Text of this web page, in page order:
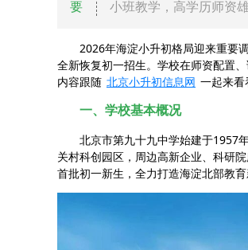
要
小班教学，高学历师资
2026年海淀小升初格局迎来重要
全新恢复初一招生。学校在师资配置
内容跟随 北京小升初信息网 一起来看
一、学校基本概况
北京市第九十九中学始建于1957
关村科创园区，周边高新企业、科研
首批初一新生，全力打造海淀北部教育